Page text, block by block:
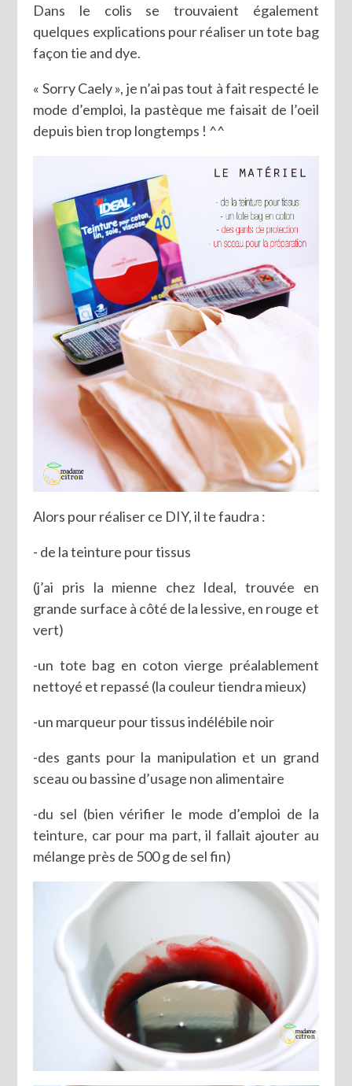
Dans le colis se trouvaient également
quelques explications pour réaliser un tote bag
façon tie and dye.
« Sorry Caely », je n’ai pas tout à fait respecté le
mode d’emploi, la pastèque me faisait de l’oeil
depuis bien trop longtemps ! ^^
Alors pour réaliser ce DIY, il te faudra :
- de la teinture pour tissus
(j’ai pris la mienne chez Ideal, trouvée en
grande surface à côté de la lessive, en rouge et
vert)
-un tote bag en coton vierge préalablement
nettoyé et repassé (la couleur tiendra mieux)
-un marqueur pour tissus indélébile noir
-des gants pour la manipulation et un grand
sceau ou bassine d’usage non alimentaire
-du sel (bien vérifier le mode d’emploi de la
teinture, car pour ma part, il fallait ajouter au
mélange près de 500 g de sel fin)